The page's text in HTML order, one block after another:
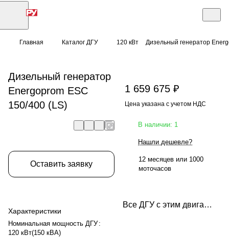
Главная Каталог ДГУ 120 кВт Дизельный генератор
Дизельный генератор
Energoprom ESC
150/400 (LS)
Оставить заявку
Характеристики
Номинальная мощность ДГУ :
120 кВт(150 кВА)
1 659 675 ₽
Цена указана с учетом НДС
В наличии: 1
Нашли дешевле?
12 месяцев или 1000
моточасов
Все ДГУ с этим двигателем